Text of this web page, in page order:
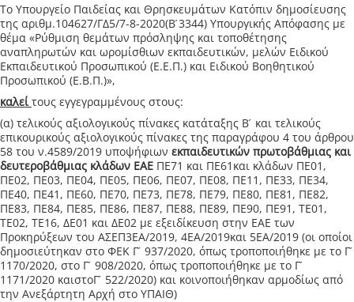
Το Υπουργείο Παιδείας και Θρησκευμάτων Κατόπιν δημοσίευσης
της αριθμ.104627/ΓΔ5/7-8-2020(Β ́3344) Υπουργικής Απόφασης με
θέμα «Ρύθμιση θεμάτων πρόσληψης και τοποθέτησης
αναπληρωτών και ωρομίσθιων εκπαιδευτικών, μελών Ειδικού
Εκπαιδευτικού Προσωπικού (Ε.Ε.Π.) και Ειδικού Βοηθητικού
Προσωπικού (Ε.Β.Π.)»,
καλεί τους εγγεγραμμένους στους:
(α) τελικούς αξιολογικούς πίνακες κατάταξης Β ́ και τελικούς
επικουρικούς αξιολογικούς πίνακες της παραγράφου 4 του άρθρου
58 του ν.4589/2019 υποψήφιων εκπαιδευτικών πρωτοβάθμιας και
δευτεροβάθμιας κλάδων ΕΑΕ ΠΕ71 και ΠΕ61και κλάδων ΠΕ01,
ΠΕ02, ΠΕ03, ΠΕ04, ΠΕ05, ΠΕ06, ΠΕ07, ΠΕ08, ΠΕ11, ΠΕ33, ΠΕ34,
ΠΕ40, ΠΕ41, ΠΕ60, ΠΕ70, ΠΕ73, ΠΕ78, ΠΕ79, ΠΕ80, ΠΕ81, ΠΕ82,
ΠΕ83, ΠΕ84, ΠΕ85, ΠΕ86, ΠΕ87, ΠΕ88, ΠΕ89, ΠΕ90, ΠΕ91, ΤΕ01,
ΤΕ02, ΤΕ16, ΔΕ01 και ΔΕ02 με εξειδίκευση στην ΕΑΕ των
Προκηρύξεων του ΑΣΕΠ3ΕΑ/2019, 4ΕΑ/2019και 5ΕΑ/2019 (οι οποίοι
δημοσιεύτηκαν στο ΦΕΚ Γ ́ 937/2020, όπως τροποποιήθηκε με το Γ ́
1170/2020, στο Γ ́ 908/2020, όπως τροποποιήθηκε με το Γ ́
1171/2020 καιστοΓ ́ 522/2020) και κοινοποιήθηκαν αρμοδίως από
την Ανεξάρτητη Αρχή στο ΥΠΑΙΘ)